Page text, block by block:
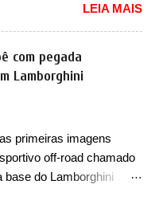
Pelas
que o sedã contará
na dianteira. Ele
horizontal mais
toda a dianteira do
um espaço para a placa
uma nova entrada de ar
utilitários esportivos, a
como uma empresa
utilitários esportivos com
road. E isso funcionou
dos modelos Bao
3 e Tai 7. Agora, a marca
por imagens teaser, o
três volumes da
parece se perder na sua
LEIA MAIS
com pegada
Lamborghini
primeiras imagens
off-road chamado
base do Lamborghini